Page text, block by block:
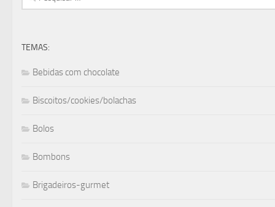
por:
TEMAS:
Bebidas com chocolate
Biscoitos/cookies/bolachas
Bolos
Bombons
Brigadeiros-gurmet